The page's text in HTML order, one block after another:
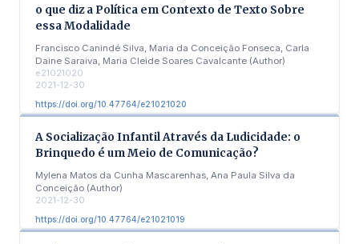
o que diz a Política em Contexto de Texto Sobre
essa Modalidade
Francisco Canindé Silva, Maria da Conceição Fonseca, Carla
Daine Saraiva, Maria Cleide Soares Cavalcante (Author)
e21021020
2021-12-30
https://doi.org/10.47764/e21021020
A Socialização Infantil Através da Ludicidade: o
Brinquedo é um Meio de Comunicação?
Mylena Matos da Cunha Mascarenhas, Ana Paula Silva da
Conceição (Author)
2021-12-30
https://doi.org/10.47764/e21021019